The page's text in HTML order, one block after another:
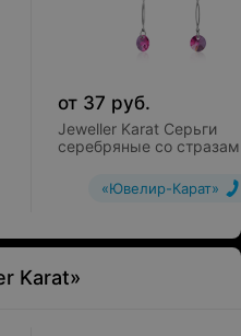
от 37 руб.
Jeweller Karat Серьги
серебряные со
«Ювелир-Карат»
Karat»